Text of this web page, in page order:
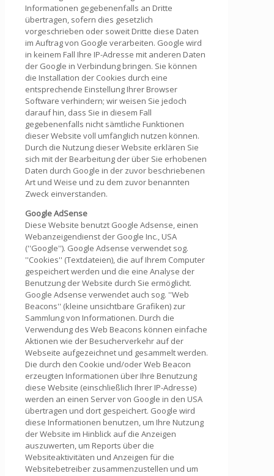
Informationen gegebenenfalls an Dritte
übertragen, sofern dies gesetzlich
vorgeschrieben oder soweit Dritte diese Daten
im Auftrag von Google verarbeiten. Google wird
in keinem Fall Ihre IP-Adresse mit anderen Daten
der Google in Verbindung bringen. Sie können
die Installation der Cookies durch eine
entsprechende Einstellung Ihrer Browser
Software verhindern; wir weisen Sie jedoch
darauf hin, dass Sie in diesem Fall
gegebenenfalls nicht sämtliche Funktionen
dieser Website voll umfänglich nutzen können.
Durch die Nutzung dieser Website erklären Sie
sich mit der Bearbeitung der über Sie erhobenen
Daten durch Google in der zuvor beschriebenen
Art und Weise und zu dem zuvor benannten
Zweck einverstanden.
Google AdSense
Diese Website benutzt Google Adsense, einen
Webanzeigendienst der Google Inc., USA
(''Google''). Google Adsense verwendet sog.
''Cookies'' (Textdateien), die auf Ihrem Computer
gespeichert werden und die eine Analyse der
Benutzung der Website durch Sie ermöglicht.
Google Adsense verwendet auch sog. ''Web
Beacons'' (kleine unsichtbare Grafiken) zur
Sammlung von Informationen. Durch die
Verwendung des Web Beacons können einfache
Aktionen wie der Besucherverkehr auf der
Webseite aufgezeichnet und gesammelt werden.
Die durch den Cookie und/oder Web Beacon
erzeugten Informationen über Ihre Benutzung
diese Website (einschließlich Ihrer IP-Adresse)
werden an einen Server von Google in den USA
übertragen und dort gespeichert. Google wird
diese Informationen benutzen, um Ihre Nutzung
der Website im Hinblick auf die Anzeigen
auszuwerten, um Reports über die
Websiteaktivitäten und Anzeigen für die
Websitebetreiber zusammenzustellen und um